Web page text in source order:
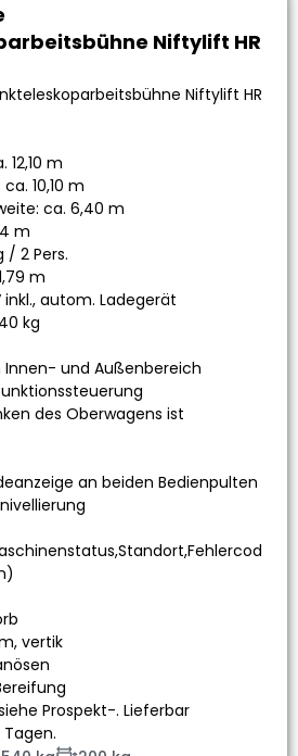
Niftylift HR
Niftylift HR
m
10,10 m
ca. 6,40 m
m
/ 2 Pers.
m
autom. Ladegerät
kg
und Außenbereich
des Oberwagens ist
an beiden Bedienpulten
vertik
Prospekt-. Lieferbar